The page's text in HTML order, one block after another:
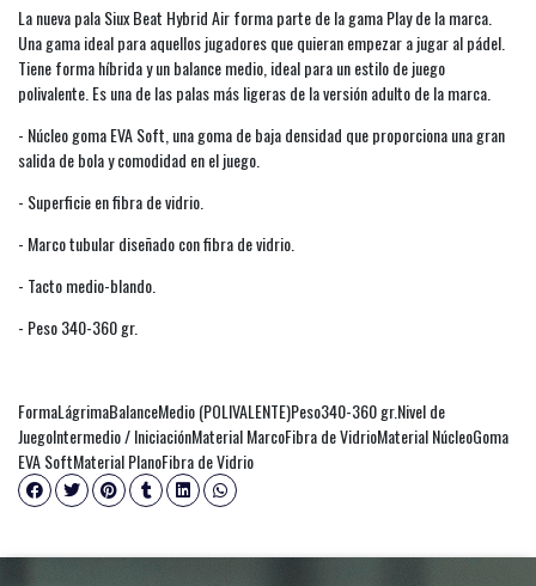
La nueva pala Siux Beat Hybrid Air forma parte de la gama Play de la marca.
Una gama ideal para aquellos jugadores que quieran empezar a jugar al pádel.
Tiene forma híbrida y un balance medio, ideal para un estilo de juego
polivalente. Es una de las palas más ligeras de la versión adulto de la marca.
- Núcleo goma EVA Soft, una goma de baja densidad que proporciona una gran
salida de bola y comodidad en el juego.
- Superficie en fibra de vidrio.
- Marco tubular diseñado con fibra de vidrio.
- Tacto medio-blando.
- Peso 340-360 gr.
FormaLágrimaBalanceMedio (POLIVALENTE)Peso340-360 gr.Nivel de
JuegoIntermedio / IniciaciónMaterial MarcoFibra de VidrioMaterial NúcleoGoma
EVA SoftMaterial PlanoFibra de Vidrio